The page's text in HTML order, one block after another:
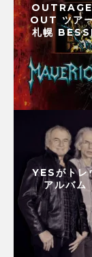
OUT ツア
札幌
YESがトレ
アルバ